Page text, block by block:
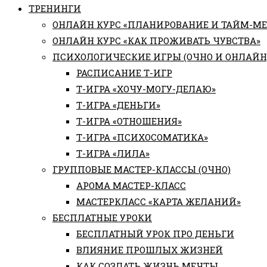
ТРЕНИНГИ
ОНЛАЙН КУРС «ПЛАНИРОВАНИЕ И ТАЙМ-
ОНЛАЙН КУРС «КАК ПРОЖИВАТЬ ЧУВСТВА»
ПСИХОЛОГИЧЕСКИЕ ИГРЫ (ОЧНО И
РАСПИСАНИЕ Т-ИГР
Т-ИГРА «ХОЧУ-МОГУ-ДЕЛАЮ»
Т-ИГРА «ДЕНЬГИ»
Т-ИГРА «ОТНОШЕНИЯ»
Т-ИГРА «ПСИХОСОМАТИКА»
Т-ИГРА «ЛИЛА»
ГРУППОВЫЕ МАСТЕР-КЛАССЫ (ОЧНО)
АРОМА МАСТЕР-КЛАСС
МАСТЕРКЛАСС «КАРТА ЖЕЛАНИЙ»
БЕСПЛАТНЫЕ УРОКИ
БЕСПЛАТНЫЙ УРОК ПРО ДЕНЬГИ
ВЛИЯНИЕ ПРОШЛЫХ ЖИЗНЕЙ